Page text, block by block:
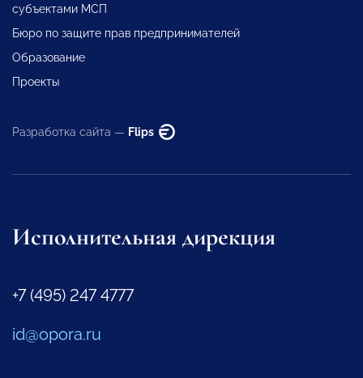
субъектами МСП
Бюро по защите прав предпринимателей
Образование
Проекты
Разработка сайта — Flips
Исполнительная дирекция
+7 (495) 247 4777
id@opora.ru